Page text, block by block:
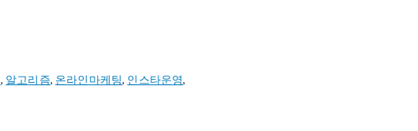
, 알고리즘, 온라인마케팅, 인스타운영,